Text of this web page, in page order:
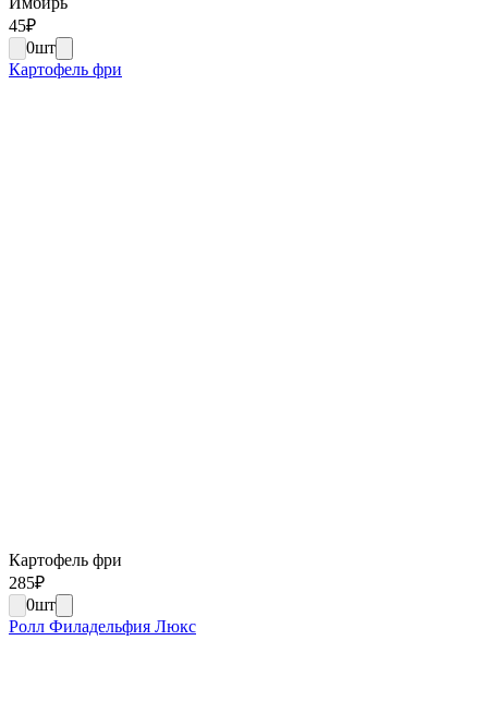
45₽
0шт
Картофель фри
Картофель фри
285₽
0шт
Ролл Филадельфия Люкс